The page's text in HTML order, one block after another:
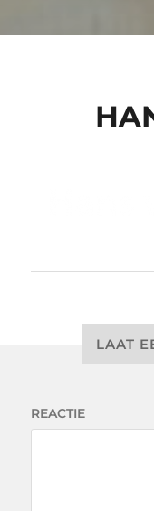
LAAT
REACTIE